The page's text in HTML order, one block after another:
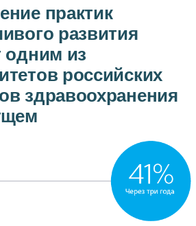
практик
развития
одним из
российских
здравоохранения